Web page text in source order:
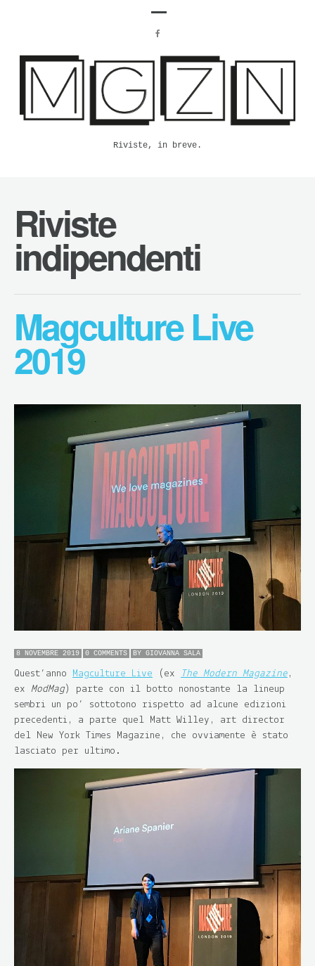
Riviste, in breve.
Riviste
indipendenti
Magculture Live
2019
8 NOVEMBRE 2019 0 COMMENTS BY GIOVANNA SALA
Quest’anno Magculture Live (ex The Modern Magazine ,
ex ModMag) parte con il botto nonostante la lineup
sembri un po’ sottotono rispetto ad alcune edizioni
precedenti, a parte quel Matt Willey, art director
del New York Times Magazine, che ovviamente è stato
lasciato per ultimo.